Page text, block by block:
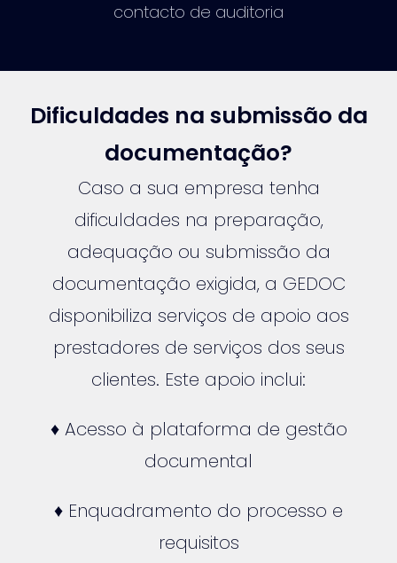
contacto de auditoria
Dificuldades na submissão da
documentação?
Caso a sua empresa tenha
dificuldades na preparação,
adequação ou submissão da
documentação exigida, a GEDOC
disponibiliza serviços de apoio aos
prestadores de serviços dos seus
clientes. Este apoio inclui:
♦ Acesso à plataforma de gestão
documental
♦ Enquadramento do processo e
requisitos